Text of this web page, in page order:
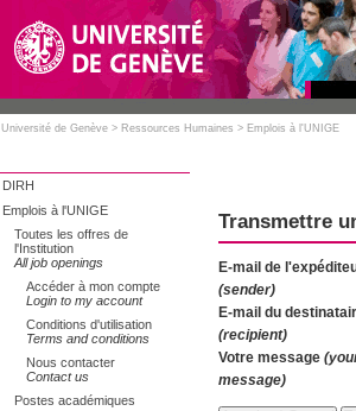
Université de Genève > Ressources Humaines > Emplois à l'UNIGE
DIRH
Emplois à l'UNIGE
Toutes les offres de
l'Institution
All job openings
Accéder à mon compte
Login to my account
Conditions d'utilisation
Terms and conditions
Nous contacter
Contact us
Postes académiques
Transmettre
E-mail de
(sender)
E-mail du
(recipient)
Votre message
message)